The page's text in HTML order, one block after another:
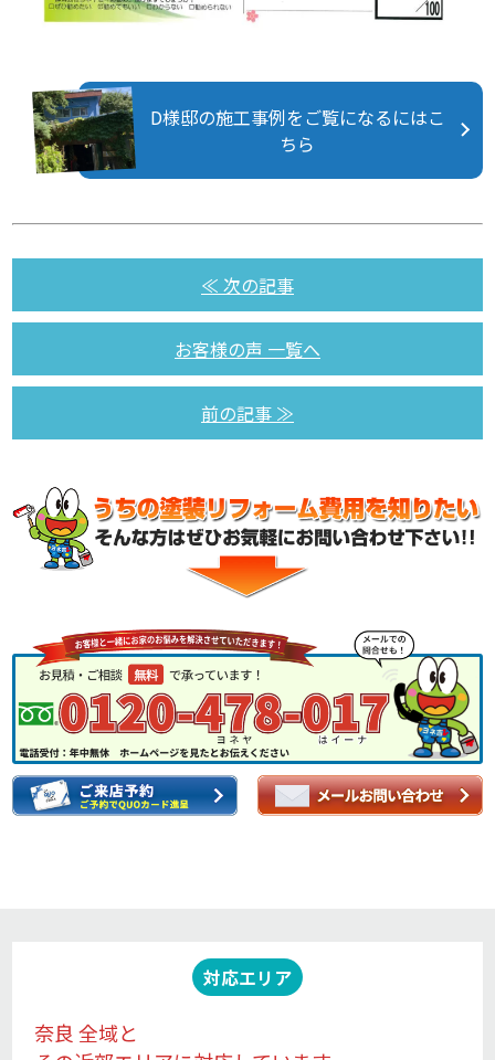
D様邸の施工事例をご覧になるにはこ
ちら
≪ 次の記事
お客様の声 一覧へ
前の記事 ≫
対応エリア
奈良 全域と